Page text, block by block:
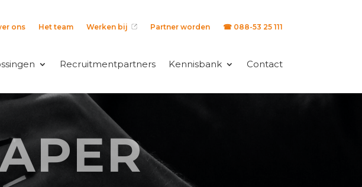
ons Het team Werken bij Partner worden ☎ 088-53 25 111
Recruitmentpartners Kennisbank Contact